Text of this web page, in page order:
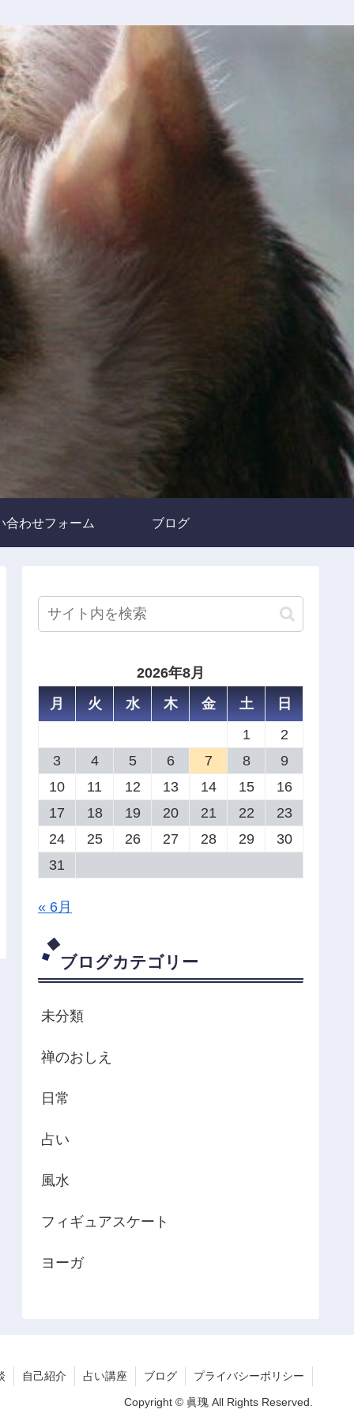
合わせフォーム ブログ
2026年8月
月
火 水 木 金 土
日
1
2
3
4 5 6 7 8
9
10
11 12 13 14 15
16
17
18 19 20 21 22
23
24
25 26 27 28 29
30
31
« 6月
ブログカテゴリー
未分類
禅のおしえ
日常
占い
風水
フィギュアスケート
ヨーガ
自己紹介 占い講座 ブログ プライバシーポリシー
Copyright © 眞瑰 All Rights Reserved.